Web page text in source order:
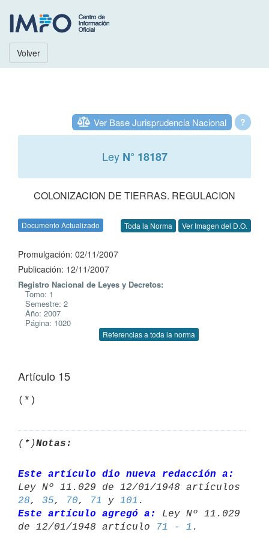
Volver
?
Ver Base Jurisprudencia Nacional
Ley N° 18187
COLONIZACION DE TIERRAS. REGULACION
Documento Actualizado Toda la Norma Ver Imagen del D.O.
Promulgación: 02/11/2007
Publicación: 12/11/2007
Registro Nacional de Leyes y Decretos:
Tomo: 1
Semestre: 2
Año: 2007
Página: 1020
Referencias a toda la norma
Artículo 15
(*)
(*)Notas:
Este artículo dio nueva redacción a:
28, 35, 70, 71 y 101
Este artículo agregó a:
Ley Nº 11.029
de 12/01/1948 artículo
71 - 1